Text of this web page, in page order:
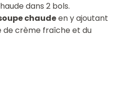
dans 2 bols.
chaudeen y ajoutant
de crème fraîche et du